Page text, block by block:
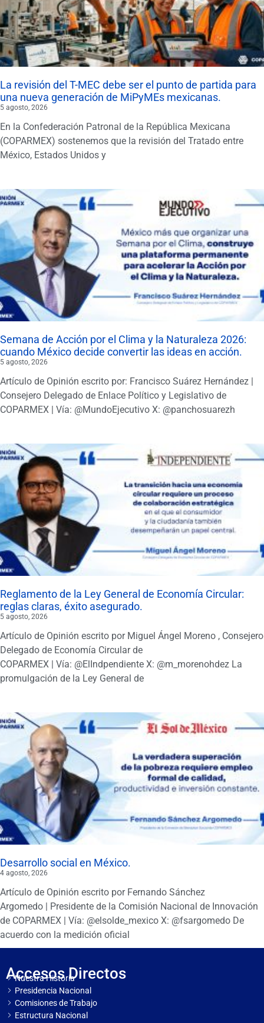
La revisión del T-MEC debe ser el punto de partida para
una nueva generación de MiPyMEs mexicanas.
5 agosto, 2026
En la Confederación Patronal de la República Mexicana
(COPARMEX) sostenemos que la revisión del Tratado entre
México, Estados Unidos y
Semana de Acción por el Clima y la Naturaleza 2026:
cuando México decide convertir las ideas en acción.
5 agosto, 2026
Artículo de Opinión escrito por: Francisco Suárez Hernández |
Consejero Delegado de Enlace Político y Legislativo de
COPARMEX | Vía: @MundoEjecutivo X: @panchosuarezh
Reglamento de la Ley General de Economía Circular:
reglas claras, éxito asegurado.
5 agosto, 2026
Artículo de Opinión escrito por Miguel Ángel Moreno , Consejero
Delegado de Economía Circular de
COPARMEX | Vía: @ElIndpendiente X: @m_morenohdez La
promulgación de la Ley General de
Desarrollo social en México.
4 agosto, 2026
Artículo de Opinión escrito por Fernando Sánchez
Argomedo | Presidente de la Comisión Nacional de Innovación
de COPARMEX | Vía: @elsolde_mexico X: @fsargomedo De
acuerdo con la medición oficial
Accesos Directos
Nuestra Historia
Presidencia Nacional
Comisiones de Trabajo
Estructura Nacional